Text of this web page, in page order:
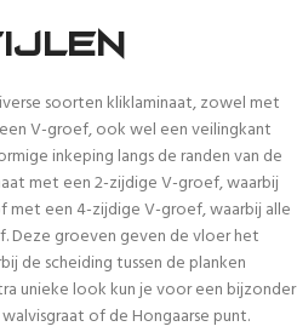
soorten kliklaminaat, zowel met
V-groef, ook wel een veilingkant
inkeping langs de randen van de
met een 2-zijdige V-groef, waarbij
een 4-zijdige V-groef, waarbij alle
Deze groeven geven de vloer het
de scheiding tussen de planken
unieke look kun je voor een bijzonder
of de Hongaarse punt.